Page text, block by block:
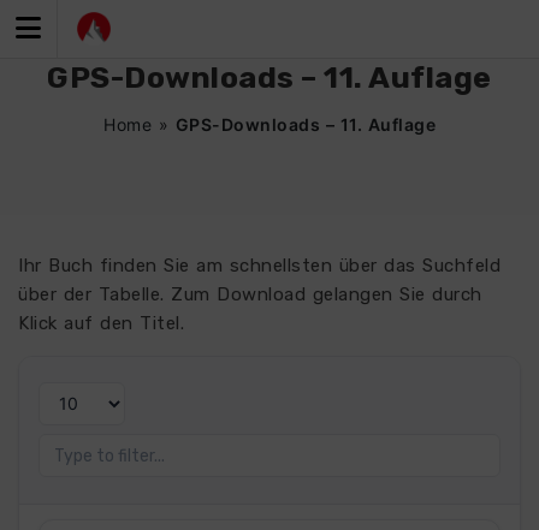
Inhalt
GPS-Downloads – 11. Auflage
Home » GPS-Downloads – 11. Auflage
Ihr Buch finden Sie am schnellsten über das Suchfeld
über der Tabelle. Zum Download gelangen Sie durch
Klick auf den Titel.